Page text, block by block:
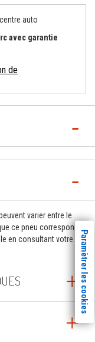
auto
avec garantie
de
varier entre le
ce pneu correspond
en consultant votre
Paramètrer les cookies